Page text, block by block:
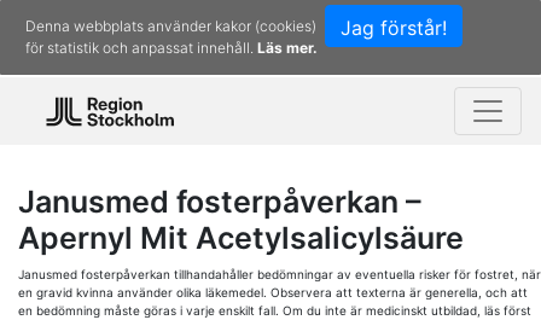
Jag förstår!
Denna webbplats använder kakor (cookies)
för statistik och anpassat innehåll. Läs mer.
Janusmed fosterpåverkan –
Apernyl Mit Acetylsalicylsäure
Janusmed fosterpåverkan tillhandahåller bedömningar av eventuella risker för fostret, när
en gravid kvinna använder olika läkemedel. Observera att texterna är generella, och att
en bedömning måste göras i varje enskilt fall. Om du inte är medicinskt utbildad, läs först